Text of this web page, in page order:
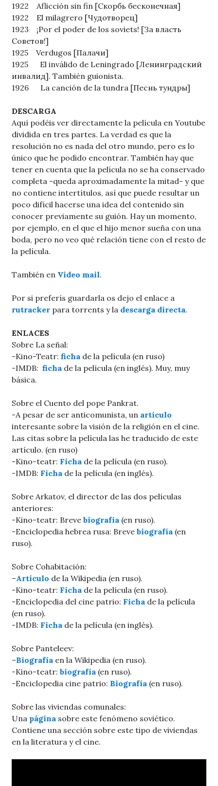
1922 Aflicción sin fin [Скорбь бесконечная]
1922 El milagrero [Чудотворец]
1923 ¡Por el poder de los soviets! [За власть
Советов!]
1925 Verdugos [Палачи]
1925 El inválido de Leningrado [Ленинградский
инвалид]. También guionista.
1926 La canción de la tundra [Песнь тундры]
DESCARGA
Aquí podéis ver directamente la película en Youtube
dividida en tres partes. La verdad es que la
resolución no es nada del otro mundo, pero es lo
único que he podido encontrar. También hay que
tener en cuenta que la película no se ha conservado
completa -queda aproximadamente la mitad- y que
no contiene intertítulos, así que puede resultar un
poco difícil hacerse una idea del contenido sin
conocer previamente su guión. Hay un momento,
por ejemplo, en el que el hijo menor sueña con una
boda, pero no veo qué relación tiene con el resto de
la película.
También en Video mail.
Por si preferís guardarla os dejo el enlace a
rutracker para torrents y la descarga directa.
ENLACES
Sobre La señal:
-Kino-Teatr: ficha de la película (en ruso)
-IMDB: ficha de la película (en inglés). Muy, muy
básica.
Sobre el Cuento del pope Pankrat.
-A pesar de ser anticomunista, un artículo
interesante sobre la visión de la religión en el cine.
Las citas sobre la película las he traducido de este
artículo. (en ruso)
-Kino-teatr: Ficha de la película (en ruso).
-IMDB: Ficha de la película (en inglés).
Sobre Arkatov, el director de las dos películas
anteriores:
-Kino-teatr: Breve biografía (en ruso).
-Enciclopedia hebrea rusa: Breve biografía (en
ruso).
Sobre Cohabitación:
–Artículo de la Wikipedia (en ruso).
-Kino-teatr: Ficha de la película (en ruso).
-Enciclopedia del cine patrio: Ficha de la película
(en ruso).
-IMDB: Ficha de la película (en inglés).
Sobre Panteleev:
–Biografía en la Wikipedia (en ruso).
-Kino-teatr: biografía (en ruso).
-Enciclopedia cine patrio: Biografía (en ruso).
Sobre las viviendas comunales:
Una página sobre este fenómeno soviético.
Contiene una sección sobre este tipo de viviendas
en la literatura y el cine.